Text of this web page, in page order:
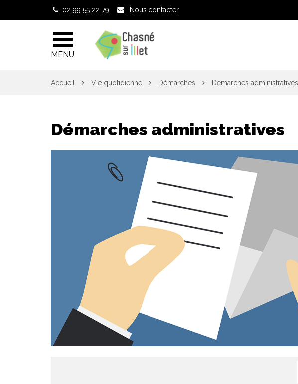
02 99 55 22 79 Nous contacter
MENU
Accueil Vie quotidienne Démarches Démarches administratives
Démarches administratives